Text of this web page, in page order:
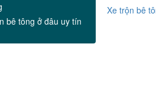
bê tông ở đâu uy tín
Xe trộn bê